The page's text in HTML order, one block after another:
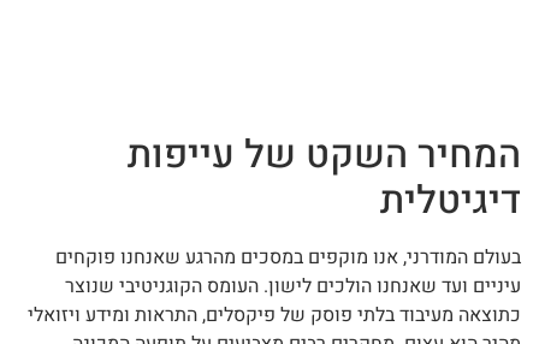
המחיר השקט של עייפות
דיגיטלית
בעולם המודרני, אנו מוקפים במסכים מהרגע שאנחנו פוקחים
עיניים ועד שאנחנו הולכים לישון. העומס הקוגניטיבי שנוצר
כתוצאה מעיבוד בלתי פוסק של פיקסלים, התראות ומידע ויזואלי